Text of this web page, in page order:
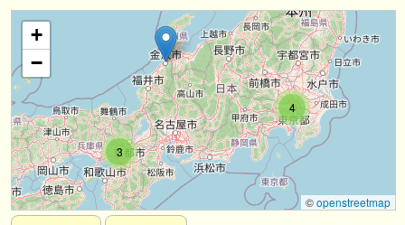
empleos - administración
degree courses
cursillos
concursos
instrumentos en venta
4
3
+
−
©openstreetmap